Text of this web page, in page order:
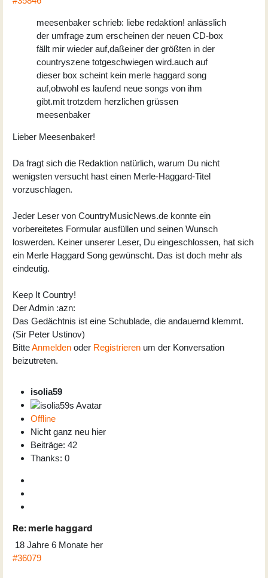
meesenbaker schrieb: liebe redaktion! anlässlich
der umfrage zum erscheinen der neuen CD-box
fällt mir wieder auf,daßeiner der größten in der
countryszene totgeschwiegen wird.auch auf
dieser box scheint kein merle haggard song
auf,obwohl es laufend neue songs von ihm
gibt.mit trotzdem herzlichen grüssen
meesenbaker
Lieber Meesenbaker!
Da fragt sich die Redaktion natürlich, warum Du nicht
wenigsten versucht hast einen Merle-Haggard-Titel
vorzuschlagen.
Jeder Leser von CountryMusicNews.de konnte ein
vorbereitetes Formular ausfüllen und seinen Wunsch
loswerden. Keiner unserer Leser, Du eingeschlossen, hat sich
ein Merle Haggard Song gewünscht. Das ist doch mehr als
eindeutig.
Keep It Country!
Der Admin :azn:
Das Gedächtnis ist eine Schublade, die andauernd klemmt.
(Sir Peter Ustinov)
BitteAnmelden oder Registrieren um der Konversation
beizutreten.
isolia59
Offline
Nicht ganz neu hier
Beiträge: 42
Thanks: 0
Re: merle haggard
18 Jahre 6 Monate her
#36079